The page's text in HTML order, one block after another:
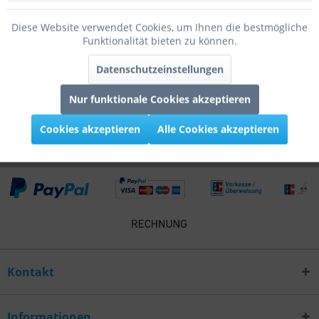
Infos zum Hersteller
Folgende Infos zum Hersteller sind verfübar......
Kunden kauften auch
Kontakt
Diese Website verwendet Cookies, um Ihnen die bestmögliche
Funktionalität bieten zu können.
Datenschutzeinstellungen
Nur funktionale Cookies akzeptieren
Cookies akzeptieren Alle Cookies akzeptieren